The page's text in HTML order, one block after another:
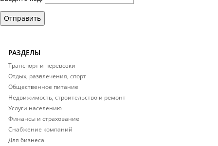
Отправить
РАЗДЕЛЫ
Транспорт и перевозки
Отдых, развлечения, спорт
Общественное питание
Недвижимость, строительство и ремонт
Услуги населению
Финансы и страхование
Снабжение компаний
Для бизнеса